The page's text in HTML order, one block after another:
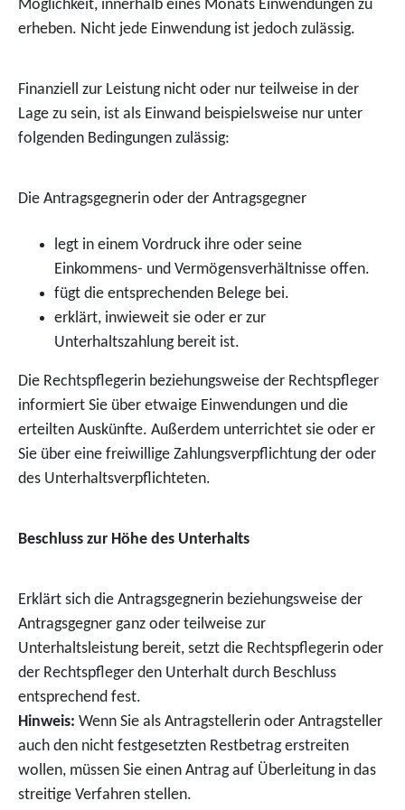
Möglichkeit, innerhalb eines Monats Einwendungen zu
erheben. Nicht jede Einwendung ist jedoch zulässig.
Finanziell zur Leistung nicht oder nur teilweise in der
Lage zu sein, ist als Einwand beispielsweise nur unter
folgenden Bedingungen zulässig:
Die Antragsgegnerin oder der Antragsgegner
legt in einem Vordruck ihre oder seine
Einkommens- und Vermögensverhältnisse offen.
fügt die entsprechenden Belege bei.
erklärt, inwieweit sie oder er zur
Unterhaltszahlung bereit ist.
Die Rechtspflegerin beziehungsweise der Rechtspfleger
informiert Sie über etwaige Einwendungen und die
erteilten Auskünfte. Außerdem unterrichtet sie oder er
Sie über eine freiwillige Zahlungsverpflichtung der oder
des Unterhaltsverpflichteten.
Beschluss zur Höhe des Unterhalts
Erklärt sich die Antragsgegnerin beziehungsweise der
Antragsgegner ganz oder teilweise zur
Unterhaltsleistung bereit, setzt die Rechtspflegerin oder
der Rechtspfleger den Unterhalt durch Beschluss
entsprechend fest.
Hinweis: Wenn Sie als Antragstellerin oder Antragsteller
auch den nicht festgesetzten Restbetrag erstreiten
wollen, müssen Sie einen Antrag auf Überleitung in das
streitige Verfahren stellen.